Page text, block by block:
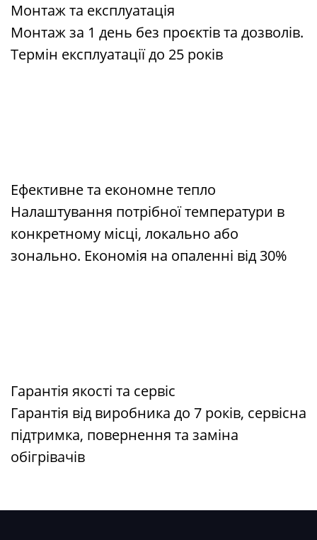
Монтаж та експлуатація
Монтаж за 1 день без проєктів та дозволів.
Термін експлуатації до 25 років
Ефективне та економне тепло
Налаштування потрібної температури в
конкретному місці, локально або
зонально. Економія на опаленні від 30%
Гарантія якості та сервіс
Гарантія від виробника до 7 років, сервісна
підтримка, повернення та заміна
обігрівачів